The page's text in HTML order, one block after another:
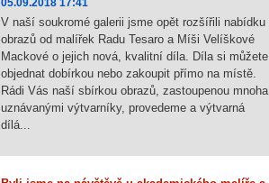
05.09.2018 17:41
V naší soukromé galerii jsme opět rozšířili nabídku
obrazů od malířek Radu Tesaro a Míši Velíškové
Mackové o jejich nová, kvalitní díla. Díla si můžete
objednat dobírkou nebo zakoupit přímo na místě.
Rádi Vás naší sbírkou obrazů, zastoupenou mnoha
uznávanými výtvarníky, provedeme a výtvarná
dílá...